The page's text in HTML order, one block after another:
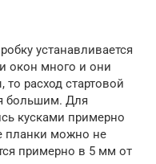
устанавливается
окон много и они
расход стартовой
большим. Для
кусками примерно
планки можно не
примерно в 5 мм от